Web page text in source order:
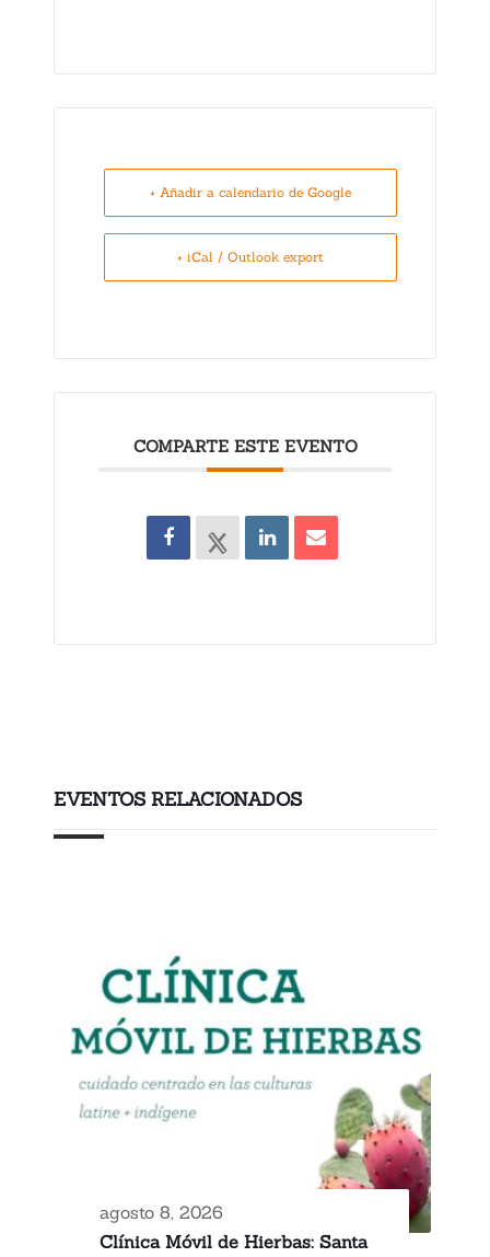
+ Añadir a calendario de Google
+ iCal / Outlook export
COMPARTE ESTE EVENTO
EVENTOS RELACIONADOS
agosto 8, 2026
Clínica Móvil de Hierbas: Santa